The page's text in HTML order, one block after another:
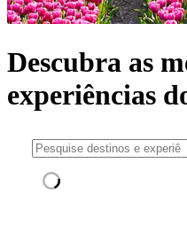
Descubra as
experiências